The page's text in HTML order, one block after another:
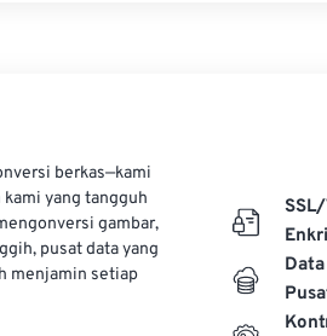
berkas—kami
yang tangguh
gambar,
pusat data yang
menjamin setiap